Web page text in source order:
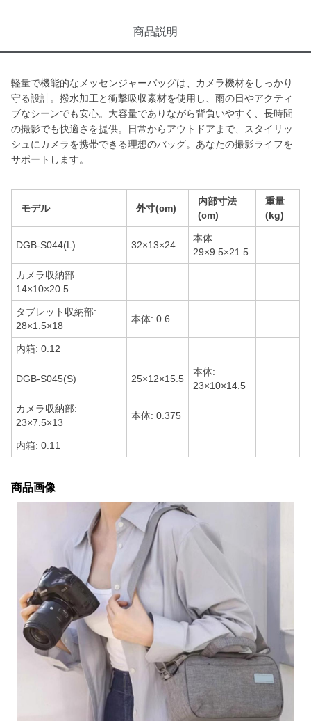
商品説明
軽量で機能的なメッセンジャーバッグは、カメラ機材をしっかり
守る設計。撥水加工と衝撃吸収素材を使用し、雨の日やアクティ
ブなシーンでも安心。大容量でありながら背負いやすく、長時間
の撮影でも快適さを提供。日常からアウトドアまで、スタイリッ
シュにカメラを携帯できる理想のバッグ。あなたの撮影ライフを
サポートします。
モデル 外寸(cm)
内部寸法
(cm)
重量
(kg)
DGB-S044(L) 32×13×24
本体:
29×9.5×21.5
カメラ収納部:
14×10×20.5
タブレット収納部:
28×1.5×18
本体: 0.6
内箱: 0.12
DGB-S045(S) 25×12×15.5
本体:
23×10×14.5
カメラ収納部:
23×7.5×13
本体: 0.375
内箱: 0.11
商品画像